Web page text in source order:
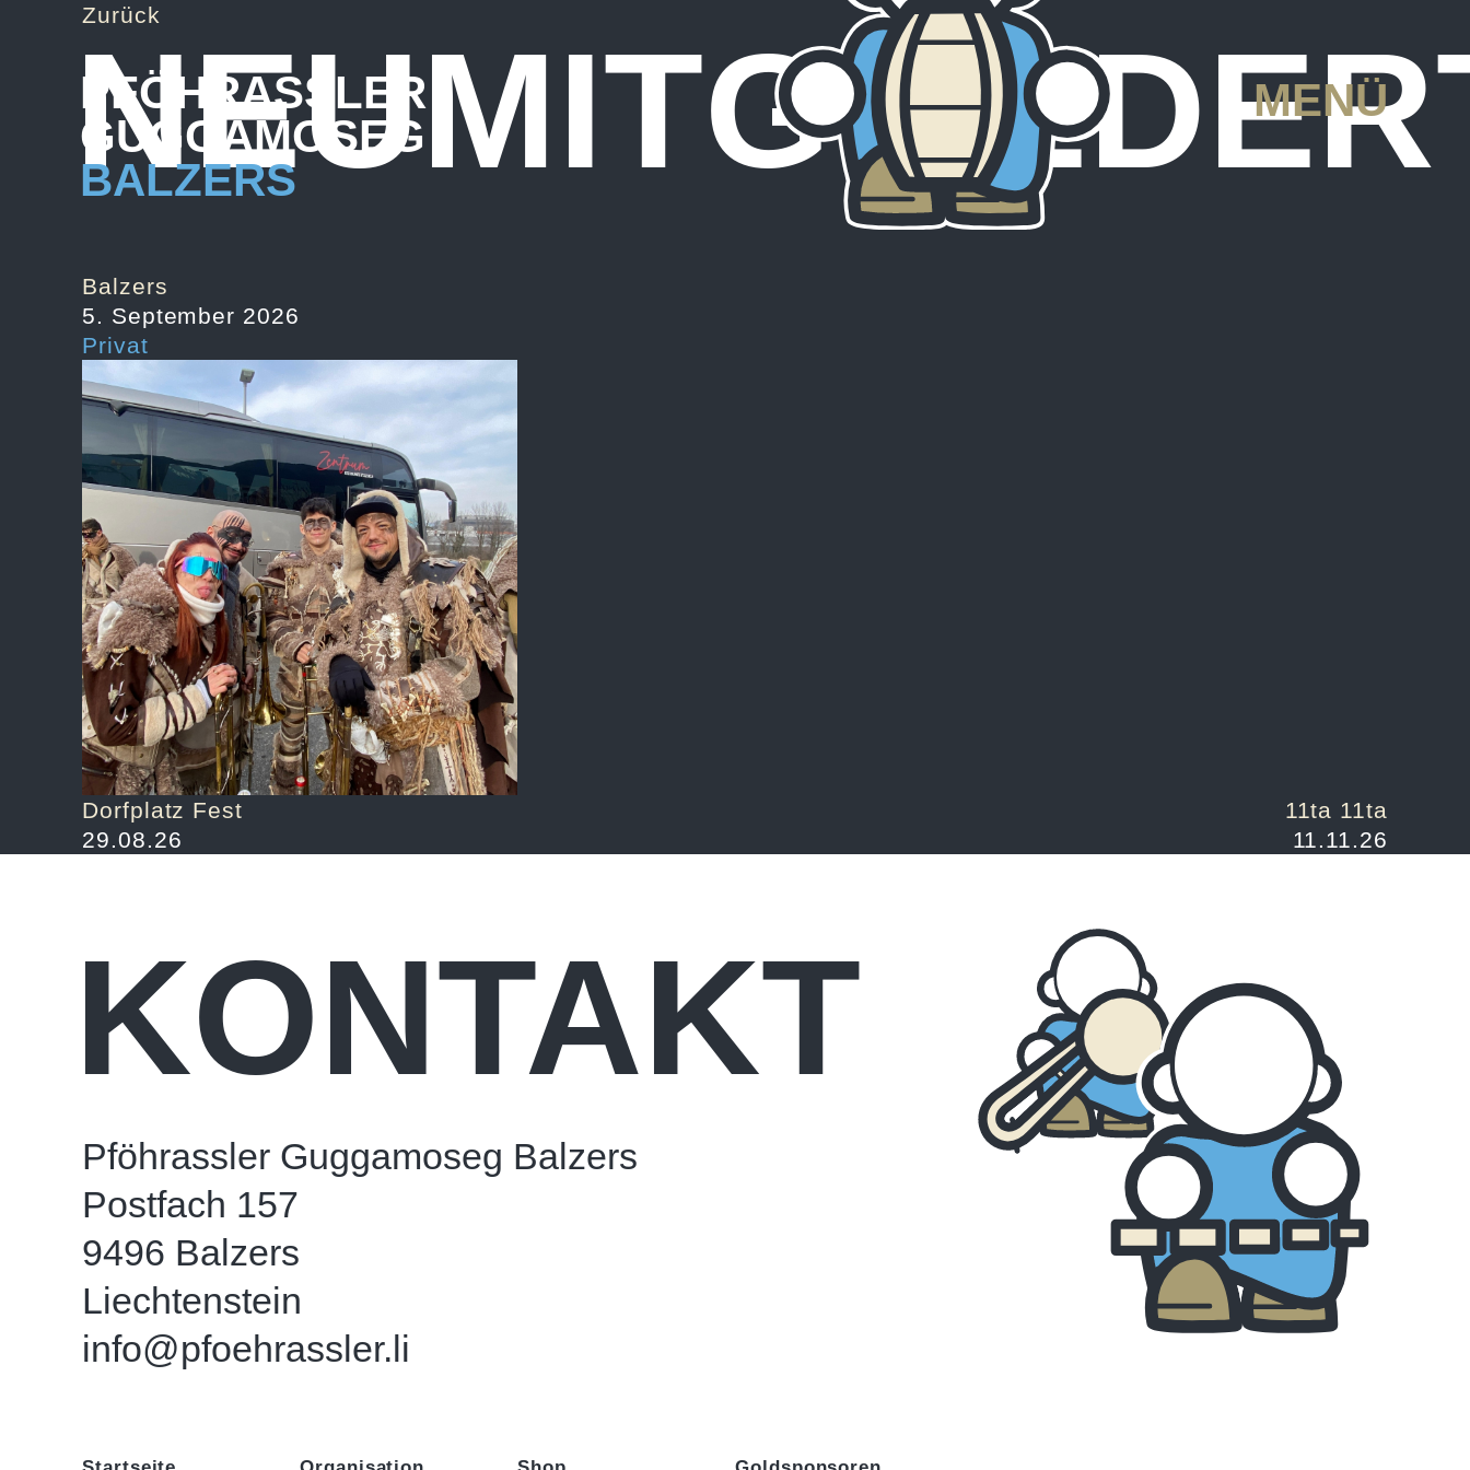
PFÖHRASSLER
GUGGAMOSEG
BALZERS
MENÜ
Zurück
Balzers
5. September 2026
Privat
Dorfplatz Fest
29.08.26
11ta 11ta
11.11.26
KONTAKT
Pföhrassler Guggamoseg Balzers
Postfach 157
9496 Balzers
Liechtenstein
info@pfoehrassler.li